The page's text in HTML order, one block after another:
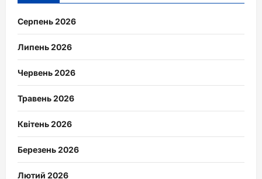
Серпень 2026
Липень 2026
Червень 2026
Травень 2026
Квітень 2026
Березень 2026
Лютий 2026